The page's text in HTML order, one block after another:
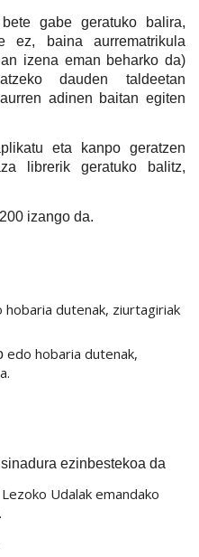
gabe geratuko balira,
ez, baina aurrematrikula
izena eman beharko da)
dauden taldeetan
adinen baitan egiten
eta kanpo geratzen
librerik geratuko balitz,
izango da.
hobaria dutenak, ziurtagiriak
edo hobaria dutenak,
ezinbestekoa da
Udalak emandako